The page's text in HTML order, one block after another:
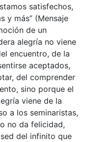
satisfechos,
y más” (Mensaje
de un
alegría no viene
encuentro, de la
aceptados,
del comprender
sino porque el
viene de la
a los seminaristas,
no da felicidad,
del infinito que